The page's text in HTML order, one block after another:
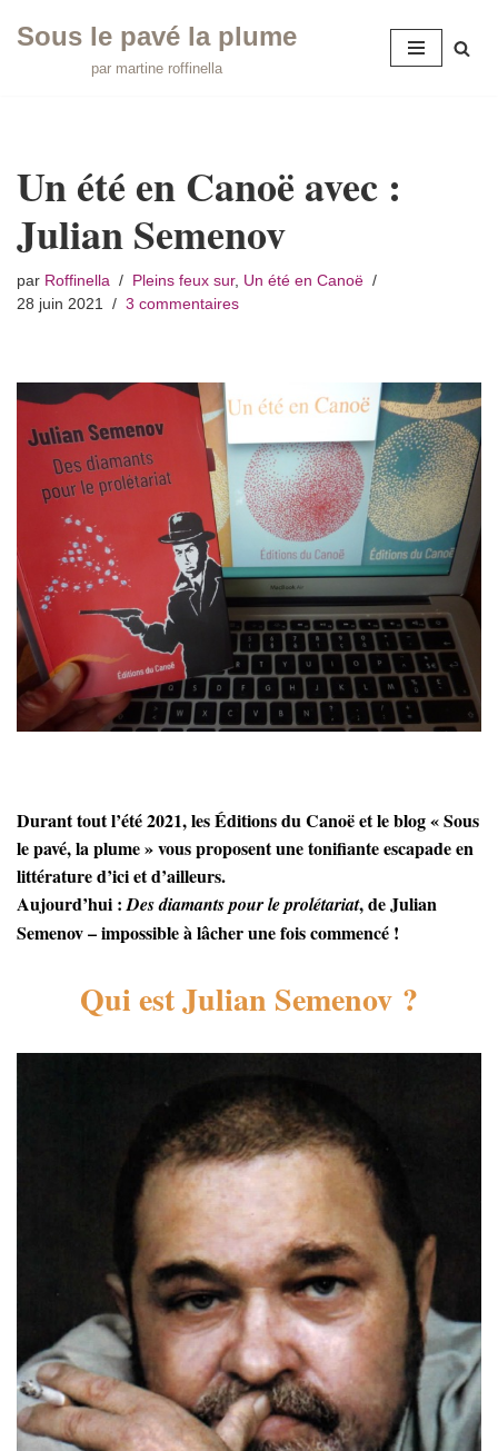
Sous le pavé la plume
par martine roffinella
Un été en Canoë avec :
Julian Semenov
par Roffinella Pleins feux sur, Un été en Canoë
28 juin 2021
3 commentaires
Durant tout l’été 2021, les Éditions du Canoë et le blog « Sous
le pavé, la plume » vous proposent une tonifiante escapade en
littérature d’ici et d’ailleurs.
Aujourd’hui : Des diamants pour le prolétariat, de Julian
Semenov – impossible à lâcher une fois commencé !
Qui est Julian Semenov ?